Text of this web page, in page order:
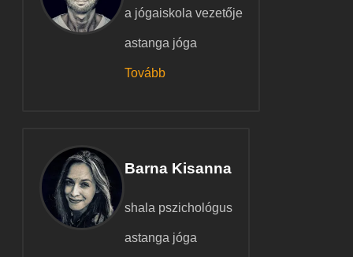
a jógaiskola vezetője
astanga jóga
Tovább
Barna Kisanna
shala pszichológus
astanga jóga